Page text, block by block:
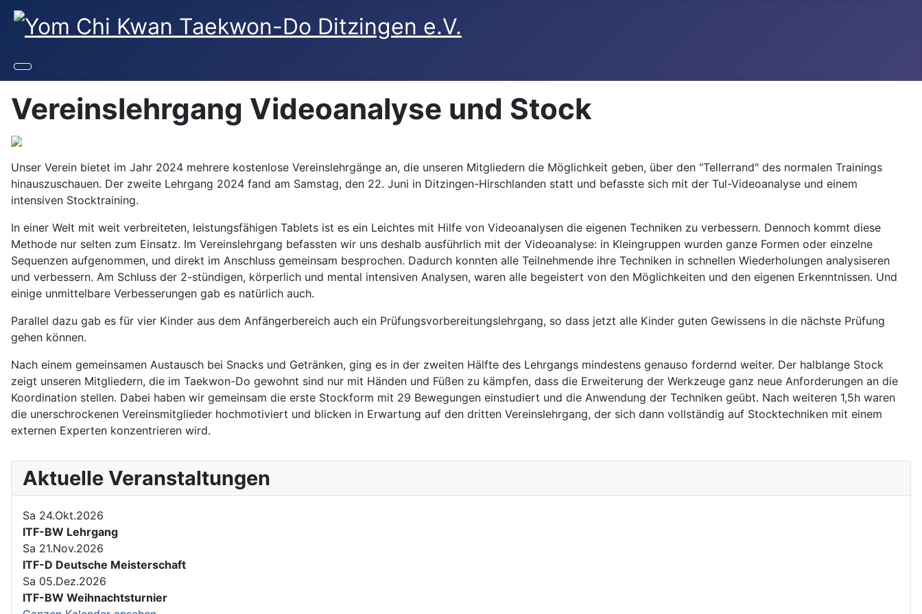
Vereinslehrgang Videoanalyse und Stock
Unser Verein bietet im Jahr 2024 mehrere kostenlose Vereinslehrgänge an, die unseren Mitgliedern die Möglichkeit geben, über den "Tellerrand" des normalen Trainings
hinauszuschauen. Der zweite Lehrgang 2024 fand am Samstag, den 22. Juni in Ditzingen-Hirschlanden statt und befasste sich mit der Tul-Videoanalyse und einem
intensiven Stocktraining.
In einer Welt mit weit verbreiteten, leistungsfähigen Tablets ist es ein Leichtes mit Hilfe von Videoanalysen die eigenen Techniken zu verbessern. Dennoch kommt diese
Methode nur selten zum Einsatz. Im Vereinslehrgang befassten wir uns deshalb ausführlich mit der Videoanalyse: in Kleingruppen wurden ganze Formen oder einzelne
Sequenzen aufgenommen, und direkt im Anschluss gemeinsam besprochen. Dadurch konnten alle Teilnehmende ihre Techniken in schnellen Wiederholungen analysiseren
und verbessern. Am Schluss der 2-stündigen, körperlich und mental intensiven Analysen, waren alle begeistert von den Möglichkeiten und den eigenen Erkenntnissen. Und
einige unmittelbare Verbesserungen gab es natürlich auch.
Parallel dazu gab es für vier Kinder aus dem Anfängerbereich auch ein Prüfungsvorbereitungslehrgang, so dass jetzt alle Kinder guten Gewissens in die nächste Prüfung
gehen können.
Nach einem gemeinsamen Austausch bei Snacks und Getränken, ging es in der zweiten Hälfte des Lehrgangs mindestens genauso fordernd weiter. Der halblange Stock
zeigt unseren Mitgliedern, die im Taekwon-Do gewohnt sind nur mit Händen und Füßen zu kämpfen, dass die Erweiterung der Werkzeuge ganz neue Anforderungen an die
Koordination stellen. Dabei haben wir gemeinsam die erste Stockform mit 29 Bewegungen einstudiert und die Anwendung der Techniken geübt. Nach weiteren 1,5h waren
die unerschrockenen Vereinsmitglieder hochmotiviert und blicken in Erwartung auf den dritten Vereinslehrgang, der sich dann vollständig auf Stocktechniken mit einem
externen Experten konzentrieren wird.
Aktuelle Veranstaltungen
Sa 24.Okt.2026
ITF-BW Lehrgang
Sa 21.Nov.2026
ITF-D Deutsche Meisterschaft
Sa 05.Dez.2026
ITF-BW Weihnachtsturnier